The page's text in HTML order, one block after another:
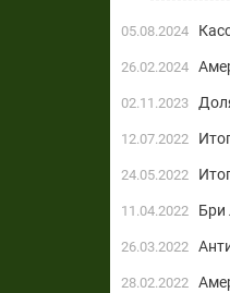
05.08.2024
26.02.2024
02.11.2023
12.07.2022
24.05.2022
11.04.2022 Бри
26.03.2022
28.02.2022